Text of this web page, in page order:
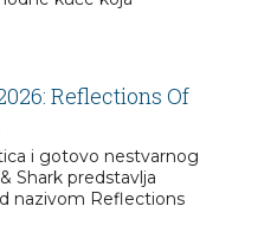
Reflections Of
i gotovo nestvarnog
Shark predstavlja
nazivom Reflections